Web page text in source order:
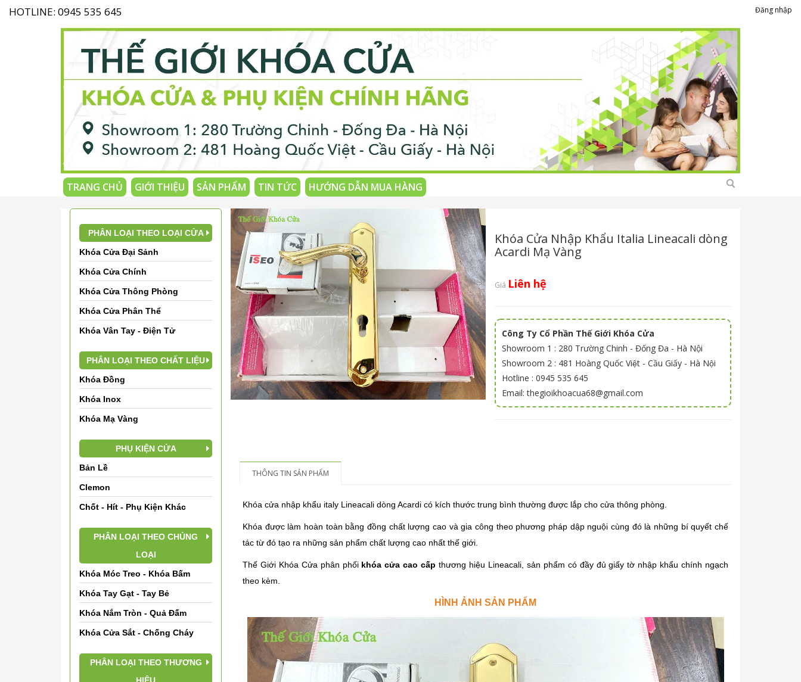
HOTLINE: 0945 535 645 Đăng nhập
TRANG CHỦ GIỚI THIỆU SẢN PHẨM TIN TỨC HƯỚNG DẪN MUA HÀNG
Khóa Cửa Nhập Khẩu Italia Lineacali dòng
Acardi Mạ Vàng
Giá Liên hệ
Công Ty Cổ Phần Thế Giới Khóa Cửa
Showroom 1 : 280 Trường Chinh - Đống Đa - Hà Nội
Showroom 2 : 481 Hoàng Quốc Việt - Cầu Giấy - Hà Nội
Hotline : 0945 535 645
Email: thegioikhoacua68@gmail.com
THÔNG TIN SẢN PHẨM
Khóa cửa nhập khẩu italy Lineacali dòng Acardi có kích thước trung bình thường được lắp cho cửa thông phòng.
Khóa được làm hoàn toàn bằng đồng chất lượng cao và gia công theo phương pháp dập nguội cùng đó là những bí quyết chế
tác từ đó tạo ra những sản phẩm chất lượng cao nhất thế giới.
Thế Giới Khóa Cửa phân phối khóa cửa cao cấp thương hiệu Lineacali, sản phẩm có đầy đủ giấy tờ nhập khẩu chính ngạch
theo kèm.
HÌNH ẢNH SẢN PHẨM
PHÂN LOẠI THEO LOẠI CỬA
Khóa Cửa Đại Sảnh
Khóa Cửa Chính
Khóa Cửa Thông Phòng
Khóa Cửa Phân Thể
Khóa Vân Tay - Điện Tử
PHÂN LOẠI THEO CHẤT LIỆU
Khóa Đồng
Khóa Inox
Khóa Mạ Vàng
PHỤ KIỆN CỬA
Bản Lề
Clemon
Chốt - Hít - Phụ Kiện Khác
PHÂN LOẠI THEO CHỦNG
LOẠI
Khóa Móc Treo - Khóa Bấm
Khóa Tay Gạt - Tay Bẻ
Khóa Nắm Tròn - Quả Đấm
Khóa Cửa Sắt - Chống Cháy
PHÂN LOẠI THEO THƯƠNG